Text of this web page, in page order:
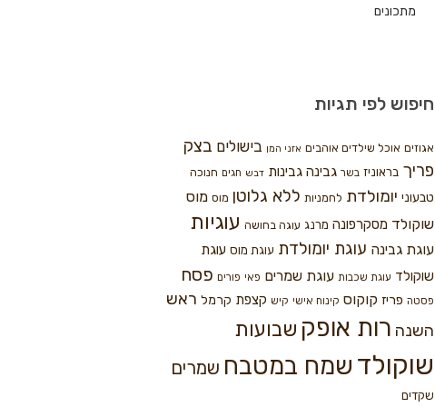
מתכונים
חיפוש לפי תגיות
אגוזים אוכל שילדים אוהבים אזני המן בישולים בצק
פריך בראוניז בשר גבינה גבינות דבש חגים חנוכה
טבעוני יומולדת לחמניות ללא גלוטן מוס מוס
שוקולד מסקרפונה מרנג עוגה בחושה עוגיות
עוגת גבינה עוגת יומולדת עוגת מוס עוגת
שוקולד עוגת שכבות עוגת שמרים פאי פורים פסח
פסטה פריז קוקוס קינוח אישי קיש קצפת קרמל ראש
השנה רות אופק שבועות
שוקולד שמח במטבח שמרים
שקדים